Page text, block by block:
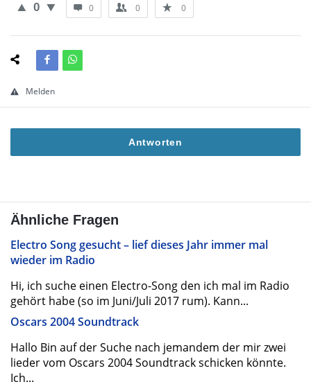
0 0 0 0
Melden
Antworten
Ähnliche Fragen
Electro Song gesucht – lief dieses Jahr immer mal
wieder im Radio
Hi, ich suche einen Electro-Song den ich mal im Radio
gehört habe (so im Juni/Juli 2017 rum). Kann...
Oscars 2004 Soundtrack
Hallo Bin auf der Suche nach jemandem der mir zwei
lieder vom Oscars 2004 Soundtrack schicken könnte.
Ich...